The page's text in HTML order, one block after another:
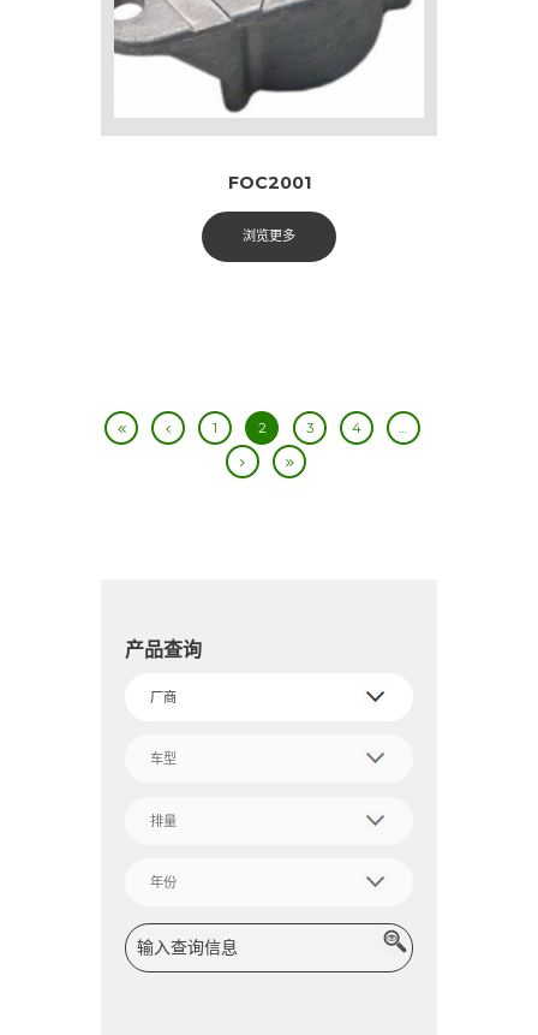
FOC2001
浏览更多
1 2 3 4 …
产品查询